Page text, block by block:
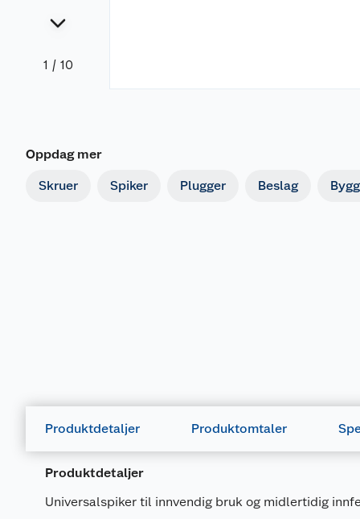
1 / 10
Oppdag mer
Skruer Spiker Plugger Beslag
Produktdetaljer Produktomtaler
Produktdetaljer
Universalspiker til innvendig bruk og midlertidig